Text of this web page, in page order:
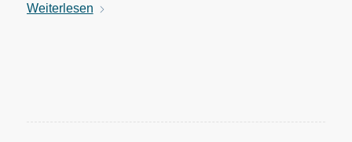
Weiterlesen